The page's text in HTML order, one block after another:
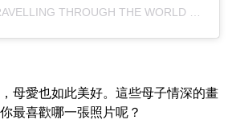
母愛也如此美好。這些母子情深的畫
最喜歡哪一張照片呢？